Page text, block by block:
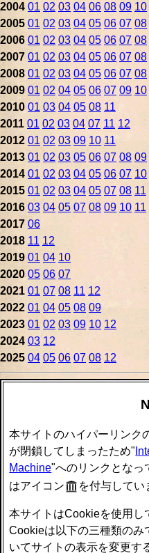
2004 01 02 03 04 06 08 09 10
2005 01 02 03 04 05 06 07 08
2006 01 02 03 04 05 06 07 08
2007 01 02 03 04 05 06 07 08
2008 01 02 03 04 05 06 07 08
2009 01 02 04 05 06 07 09 10
2010 01 03 04 05 08 11
2011 01 02 03 04 07 11 12
2012 01 02 03 09 10 11
2013 01 02 03 05 06 07 08 09
2014 01 02 03 04 05 06 07 10
2015 01 02 03 04 05 07 08 11
2016 03 04 05 07 08 09 10 11
2017 06
2018 11 12
2019 01 04 10
2020 05 06 07
2021 01 07 08 11 12
2022 01 04 05 08 09
2023 01 02 03 09 10 12
2024 03 12
2025 04 05 06 07 08 12
本サイトのハイパーリンク
が閉鎖してしまったため"
Machine"へのリンクとなっ
はアイコン
を付与してい
本サイトはCookieを使用し
Cookieは以下の三種類の
いてサイトの表示を変更す